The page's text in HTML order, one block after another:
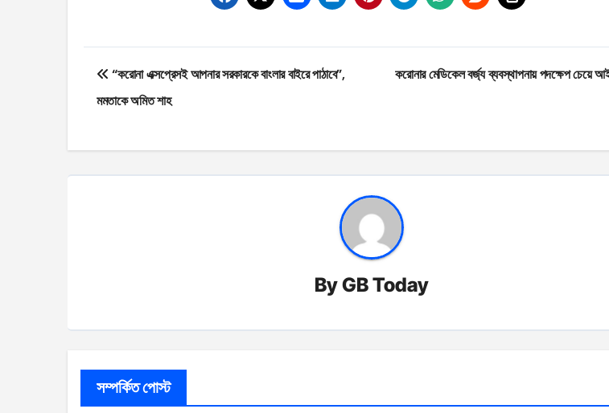
Post
navigation
“করোনা এক্সপ্রেসই আপনার সরকারকে বাংলার বাইরে পাঠাবে”,
মমতাকে অমিত শাহ
করোনার মেডিকেল বর্জ্য ব্যবস্থাপনায় পদক্ষেপ চেয়ে
ByGB Today
সম্পর্কিত পোস্ট